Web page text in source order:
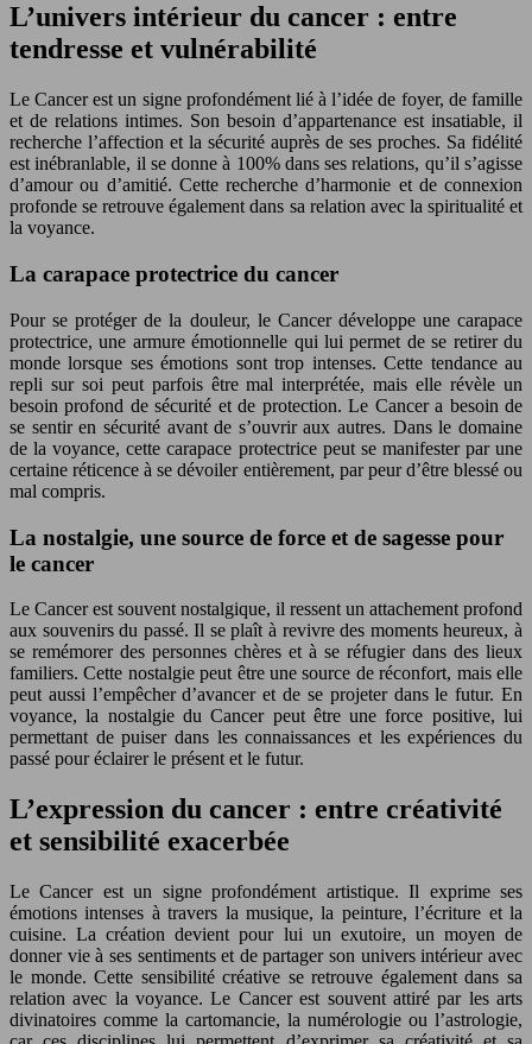
L’univers intérieur du cancer : entre
tendresse et vulnérabilité
Le Cancer est un signe profondément lié à l’idée de foyer, de famille
et de relations intimes. Son besoin d’appartenance est insatiable, il
recherche l’affection et la sécurité auprès de ses proches. Sa fidélité
est inébranlable, il se donne à 100% dans ses relations, qu’il s’agisse
d’amour ou d’amitié. Cette recherche d’harmonie et de connexion
profonde se retrouve également dans sa relation avec la spiritualité et
la voyance.
La carapace protectrice du cancer
Pour se protéger de la douleur, le Cancer développe une carapace
protectrice, une armure émotionnelle qui lui permet de se retirer du
monde lorsque ses émotions sont trop intenses. Cette tendance au
repli sur soi peut parfois être mal interprétée, mais elle révèle un
besoin profond de sécurité et de protection. Le Cancer a besoin de
se sentir en sécurité avant de s’ouvrir aux autres. Dans le domaine
de la voyance, cette carapace protectrice peut se manifester par une
certaine réticence à se dévoiler entièrement, par peur d’être blessé ou
mal compris.
La nostalgie, une source de force et de sagesse pour
le cancer
Le Cancer est souvent nostalgique, il ressent un attachement profond
aux souvenirs du passé. Il se plaît à revivre des moments heureux, à
se remémorer des personnes chères et à se réfugier dans des lieux
familiers. Cette nostalgie peut être une source de réconfort, mais elle
peut aussi l’empêcher d’avancer et de se projeter dans le futur. En
voyance, la nostalgie du Cancer peut être une force positive, lui
permettant de puiser dans les connaissances et les expériences du
passé pour éclairer le présent et le futur.
L’expression du cancer : entre créativité
et sensibilité exacerbée
Le Cancer est un signe profondément artistique. Il exprime ses
émotions intenses à travers la musique, la peinture, l’écriture et la
cuisine. La création devient pour lui un exutoire, un moyen de
donner vie à ses sentiments et de partager son univers intérieur avec
le monde. Cette sensibilité créative se retrouve également dans sa
relation avec la voyance. Le Cancer est souvent attiré par les arts
divinatoires comme la cartomancie, la numérologie ou l’astrologie,